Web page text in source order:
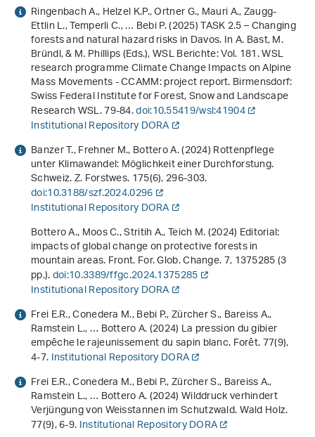
Ringenbach A., Helzel K.P., Ortner G., Mauri A., Zaugg-
Ettlin L., Temperli C., … Bebi P. (2025) TASK 2.5 – Changing
forests and natural hazard risks in Davos. In A. Bast, M.
Bründl, & M. Phillips (Eds.),WSL Berichte: Vol. 181.WSL
research programme Climate Change Impacts on Alpine
Mass Movements - CCAMM: project report. Birmensdorf:
Swiss Federal Institute for Forest, Snow and Landscape
Research WSL. 79-84.doi:10.55419/wsl:41904
Institutional Repository DORA
Banzer T., Frehner M., Bottero A. (2024) Rottenpflege
unter Klimawandel: Möglichkeit einer Durchforstung.
Schweiz. Z. Forstwes.175(6), 296-303.
doi:10.3188/szf.2024.0296
Institutional Repository DORA
Bottero A., Moos C., Stritih A., Teich M. (2024) Editorial:
impacts of global change on protective forests in
mountain areas. Front. For. Glob. Change.7, 1375285 (3
pp.).doi:10.3389/ffgc.2024.1375285
Institutional Repository DORA
Frei E.R., Conedera M., Bebi P., Zürcher S., Bareiss A.,
Ramstein L., … Bottero A. (2024) La pression du gibier
empêche le rajeunissement du sapin blanc. Forêt.77(9),
4-7.Institutional Repository DORA
Frei E.R., Conedera M., Bebi P., Zürcher S., Bareiss A.,
Ramstein L., … Bottero A. (2024) Wilddruck verhindert
Verjüngung von Weisstannen im Schutzwald. Wald Holz.
77(9), 6-9.Institutional Repository DORA